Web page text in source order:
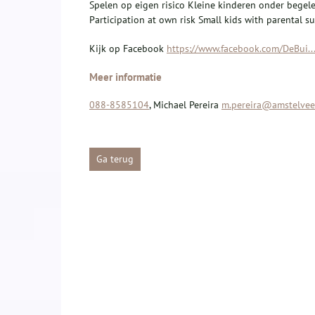
Spelen op eigen risico Kleine kinderen onder
Participation at own risk Small kids with parental
Kijk op Facebook https://www.facebook.com/DeBui...
Meer informatie
088-8585104, Michael Pereira
Ga terug